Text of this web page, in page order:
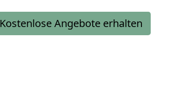
Kostenlose Angebote erhalten